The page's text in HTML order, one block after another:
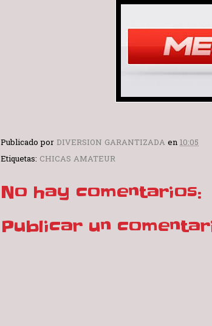
Publicado por DIVERSION GARANTIZADA en 10:05
Etiquetas: CHICAS AMATEUR
No hay comentarios:
Publicar un